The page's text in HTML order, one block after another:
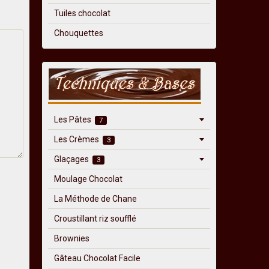
Tuiles chocolat
Chouquettes
Les Pâtes 7
Les Crèmes 3
Glaçages 3
Moulage Chocolat
La Méthode de Chane
Croustillant riz soufflé
Brownies
Gâteau Chocolat Facile